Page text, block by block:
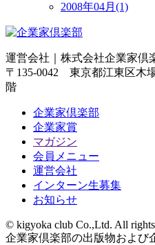
2008年04月(1)
運営会社｜ 株式会社企業家倶
〒135-0042 東京都江東区木
階
企業家倶楽部
企業家賞
マガジン
会員メニュー
運営会社
インターン生募集
お知らせ
© kigyoka club Co.,Ltd. All rights
企業家倶楽部の出版物および